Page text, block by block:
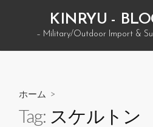
ン
KINRYU -
– Military/Outdoor Import &
ホーム >
Tag: スケルトン